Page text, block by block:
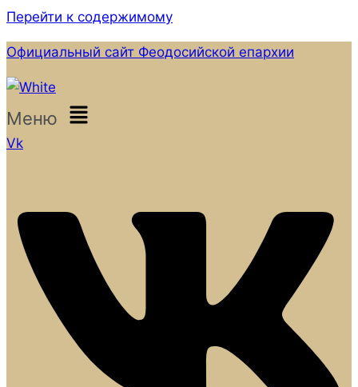
Перейти к содержимому
Официальный сайт Феодосийской епархии
Меню
Vk